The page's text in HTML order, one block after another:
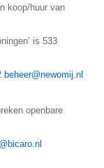
koop/huur van
is 533
beheer@newomij.nl
openbare